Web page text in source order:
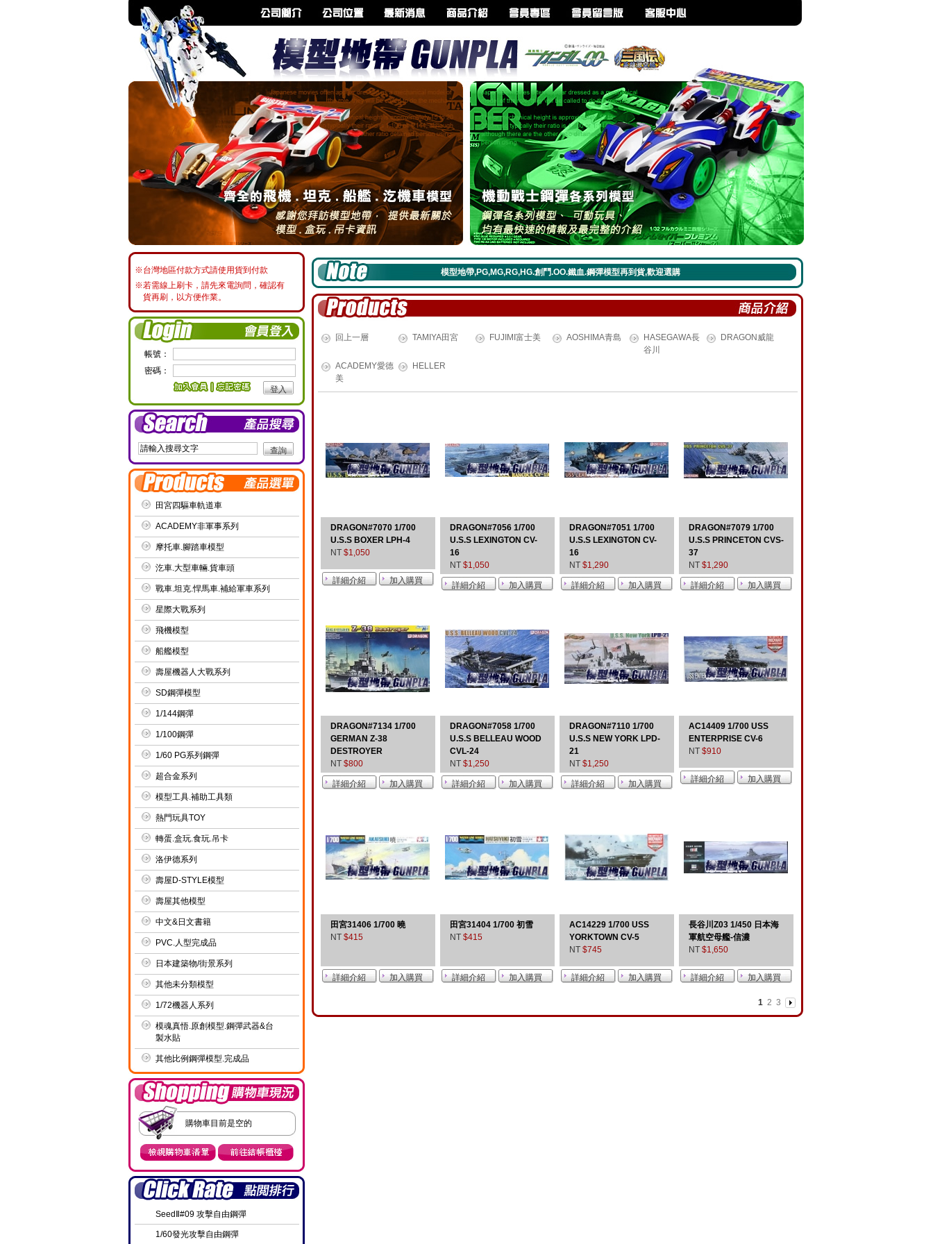
※台灣地區付款方式請使用貨到付款
※若需線上刷卡，請先來電詢問，確認有
貨再刷，以方便作業。
帳號：
密碼：
田宮四驅車軌道車
ACADEMY非軍事系列
摩托車.腳踏車模型
汔車.大型車輛.貨車頭
戰車.坦克.悍馬車.補給軍車系列
星際大戰系列
飛機模型
船艦模型
壽屋機器人大戰系列
SD鋼彈模型
1/144鋼彈
1/100鋼彈
1/60 PG系列鋼彈
超合金系列
模型工具.補助工具類
熱門玩具TOY
轉蛋.盒玩.食玩.吊卡
洛伊德系列
壽屋D-STYLE模型
壽屋其他模型
中文&日文書籍
PVC.人型完成品
日本建築物/街景系列
其他未分類模型
1/72機器人系列
模魂真悟.原創模型.鋼彈武器&台
製水貼
其他比例鋼彈模型.完成品
購物車目前是空的
SeedⅡ#09 攻擊自由鋼彈
1/60發光攻擊自由鋼彈
模型地帶,PG,MG,RG,HG.創鬥.OO.鐵血.鋼彈模型再到貨,歡迎選購
回上一層 TAMIYA田宮 FUJIMI富士美 AOSHIMA青島
HASEGAWA長
谷川
DRAGON威龍
ACADEMY愛德
美
HELLER
DRAGON#7070 1/700
U.S.S BOXER LPH-4
NT $1,050
DRAGON#7056 1/700
U.S.S LEXINGTON CV-
16
NT $1,050
DRAGON#7051 1/700
U.S.S LEXINGTON CV-
16
NT $1,290
DRAGON#7079 1/700
U.S.S PRINCETON CVS-
37
NT $1,290
DRAGON#7134 1/700
GERMAN Z-38
DESTROYER
NT $800
DRAGON#7058 1/700
U.S.S BELLEAU WOOD
CVL-24
NT $1,250
DRAGON#7110 1/700
U.S.S NEW YORK LPD-
21
NT $1,250
AC14409 1/700 USS
ENTERPRISE CV-6
NT $910
田宮31406 1/700 曉
NT $415
田宮31404 1/700 初雪
NT $415
AC14229 1/700 USS
YORKTOWN CV-5
NT $745
長谷川Z03 1/450 日本海
軍航空母艦-信濃
NT $1,650
1 2 3